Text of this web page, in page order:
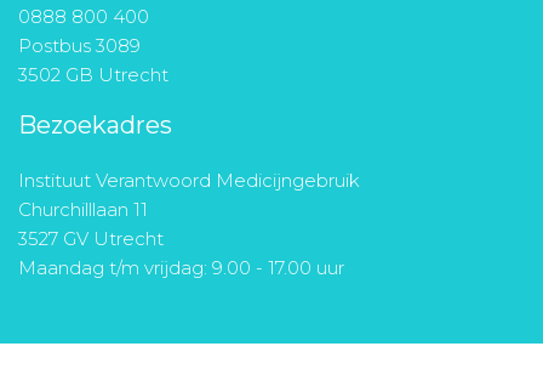
0888 800 400
Postbus 3089
3502 GB Utrecht
Bezoekadres
Instituut Verantwoord Medicijngebruik
Churchilllaan 11
3527 GV Utrecht
Maandag t/m vrijdag: 9.00 - 17.00 uur